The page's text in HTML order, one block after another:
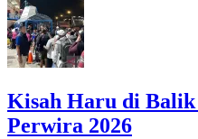
Kisah Haru di Balik
Perwira 2026